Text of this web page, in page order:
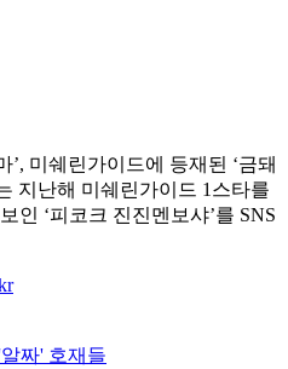
’, 미쉐린가이드에 등재된 ‘금돼
지난해 미쉐린가이드 1스타를
인 ‘피코크 진진멘보샤’를 SNS
짜' 호재들